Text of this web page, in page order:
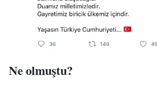
Ne olmuştu?